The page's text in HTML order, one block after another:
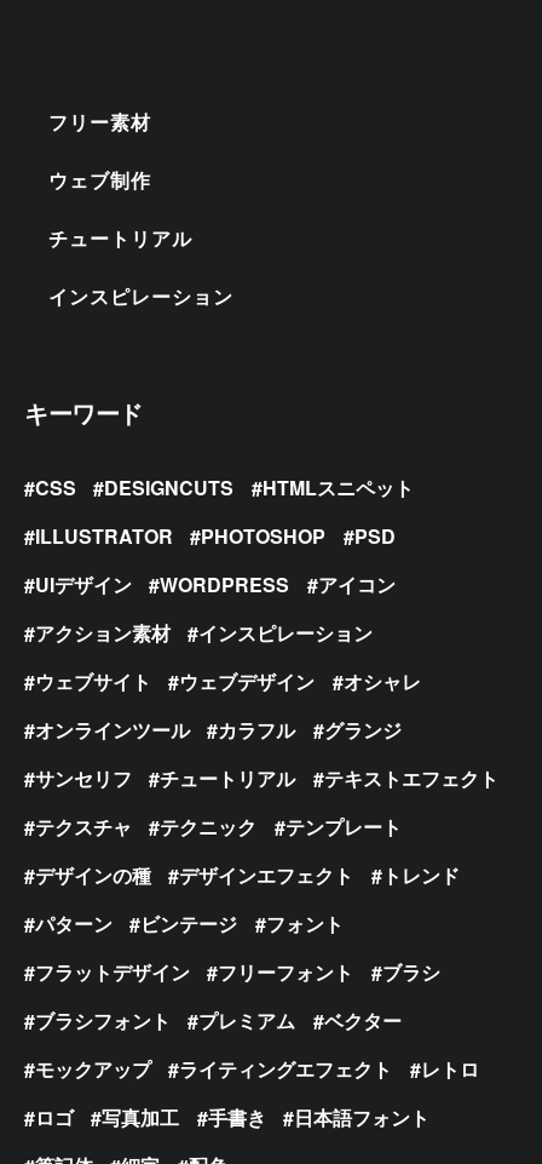
フリー素材
ウェブ制作
チュートリアル
インスピレーション
キーワード
CSS DESIGNCUTS
HTMLスニペット
ILLUSTRATOR
PHOTOSHOP
PSD
UIデザイン
WORDPRESS
アイコン
アクション素材
インスピレーション
ウェブサイト
ウェブデザイン
オシャレ
オンラインツール
カラフル
グランジ
サンセリフ
チュートリアル
テキストエフェクト
テクスチャ
テクニック
テンプレート
デザインの種
デザインエフェクト
トレンド
パターン
ビンテージ
フォント
フラットデザイン
フリーフォント
ブラシ
ブラシフォント
プレミアム
ベクター
モックアップ
ライティングエフェクト
レトロ
ロゴ
写真加工 手書き
日本語フォント